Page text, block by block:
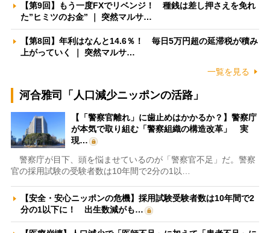
【第9回】もう一度FXでリベンジ！ 種銭は差し押さえを免れ
た”ヒミツのお金” ｜ 突然マルサ…
【第8回】年利はなんと14.6％！ 毎日5万円超の延滞税が積み
上がっていく ｜ 突然マルサ…
一覧を見る
河合雅司「人口減少ニッポンの活路」
【「警察官離れ」に歯止めはかかるか？】警察庁
が本気で取り組む「警察組織の構造改革」 実
現…
警察庁が目下、頭を悩ませているのが「警察官不足」だ。警察
官の採用試験の受験者数は10年間で2分の1以…
【安全・安心ニッポンの危機】採用試験受験者数は10年間で2
分の1以下に！ 出生数減がも…